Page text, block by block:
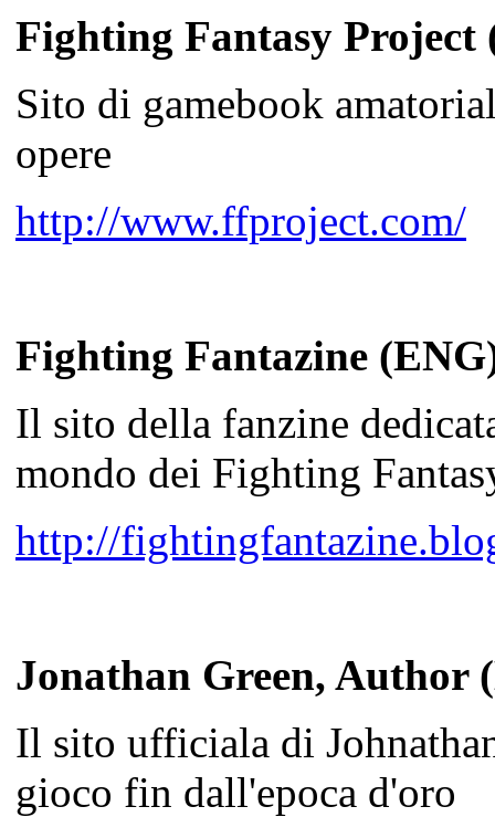
Fighting Fantasy Project
Sito di gamebook
opere
http://www.ffproject.com/
Fighting Fantazine
Il sito della fanzine
mondo dei Fighting
http://
Jonathan Green, Author
Il sito ufficiala di
gioco fin dall'epoca d'oro